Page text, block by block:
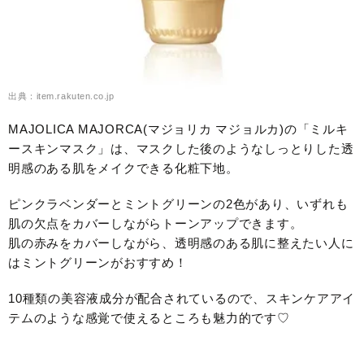
出典：item.rakuten.co.jp
MAJOLICA MAJORCA(マジョリカ マジョルカ)の「ミルキ
ースキンマスク」は、マスクした後のようなしっとりした透
明感のある肌をメイクできる化粧下地。
ピンクラベンダーとミントグリーンの2色があり、いずれも
肌の欠点をカバーしながらトーンアップできます。
肌の赤みをカバーしながら、透明感のある肌に整えたい人に
はミントグリーンがおすすめ！
10種類の美容液成分が配合されているので、スキンケアアイ
テムのような感覚で使えるところも魅力的です♡